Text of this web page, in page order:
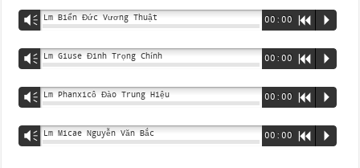
Vm Lm Biển Đức Vương Thuật 00:00 R P
Vm Lm Giuse Đinh Trọng Chính 00:00 R P
Vm Lm Phanxicô Đào Trung Hiệu 00:00 R P
Vm Lm Micae Nguyễn Văn Bắc 00:00 R P